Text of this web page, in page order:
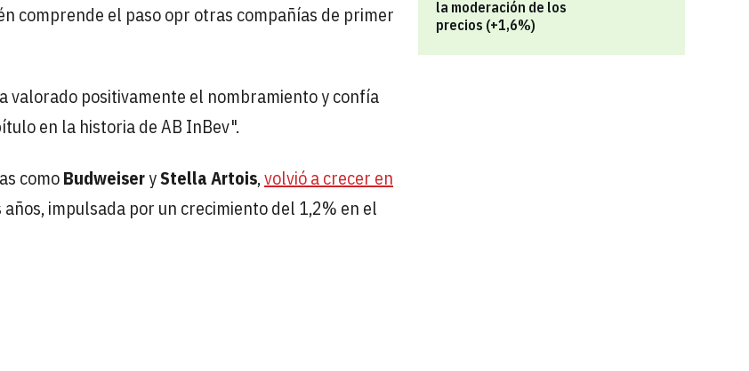
la moderación de los
precios (+1,6%)
comprende el paso opr otras compañías de primer
valorado positivamente el nombramiento y confía
en la historia de AB InBev".
comoBudweiseryStella Artois,volvió a crecer en
impulsada por un crecimiento del 1,2% en el